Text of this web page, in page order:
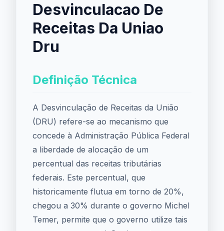
Desvinculacao De
Receitas Da Uniao
Dru
Definição Técnica
A Desvinculação de Receitas da União
(DRU) refere-se ao mecanismo que
concede à Administração Pública Federal
a liberdade de alocação de um
percentual das receitas tributárias
federais. Este percentual, que
historicamente flutua em torno de 20%,
chegou a 30% durante o governo Michel
Temer, permite que o governo utilize tais